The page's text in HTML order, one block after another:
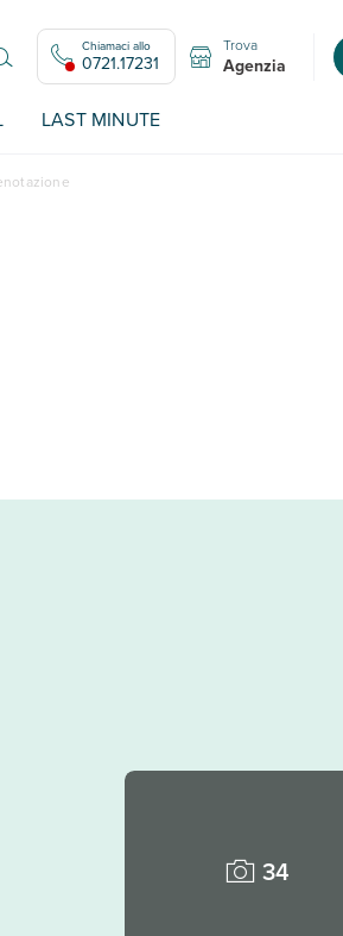
Chiamaci allo
0721.17231
Trova
Agenzia
LAST MINUTE
34